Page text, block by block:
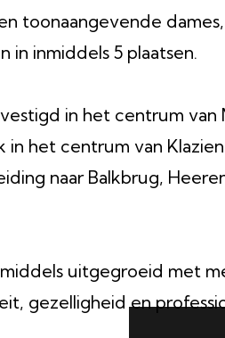
toonaangevende
in inmiddels 5 plaatsen.
in het centrum van
in het centrum van
naar Balkbrug,
uitgegroeid met
gezelligheid en